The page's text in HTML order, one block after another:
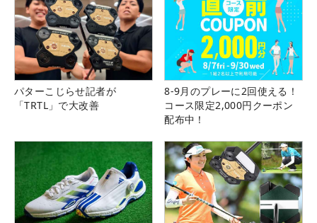
パターこじらせ記者が
「TRTL」で大改善
8-9月のプレーに2回使える！
コース限定2,000円クーポン
配布中！